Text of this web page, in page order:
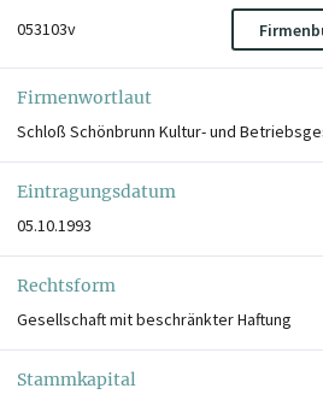
053103v
Firmenwortlaut
Schloß Schönbrunn Kultur- und
Eintragungsdatum
05.10.1993
Rechtsform
Gesellschaft mit beschränkter Haftung
Stammkapital